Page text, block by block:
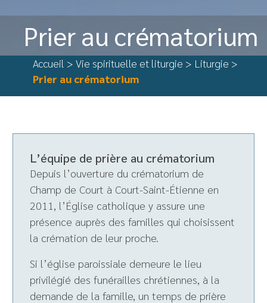
Prier au crématorium
Accueil > Vie spirituelle et liturgie > Liturgie >
Prier au crématorium
L’équipe de prière au crématorium
Depuis l’ouverture du crématorium de
Champ de Court à Court-Saint-Étienne en
2011, l’Église catholique y assure une
présence auprès des familles qui choisissent
la crémation de leur proche.
Si l’église paroissiale demeure le lieu
privilégié des funérailles chrétiennes, à la
demande de la famille, un temps de prière